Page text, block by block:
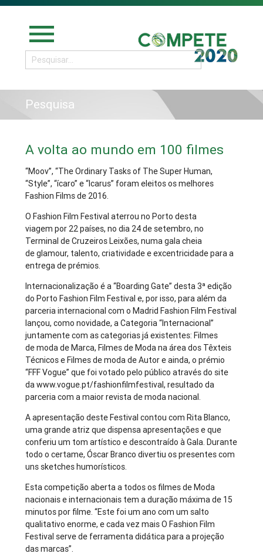
menu
Pesquisa
A volta ao mundo em 100 filmes
“Moov”, “The Ordinary Tasks of The Super Human,
“Style”, “ícaro” e “Icarus” foram eleitos os melhores
Fashion Films de 2016.
O Fashion Film Festival aterrou no Porto desta
viagem por 22 países, no dia 24 de setembro, no
Terminal de Cruzeiros Leixões, numa gala cheia
de glamour, talento, criatividade e excentricidade para a
entrega de prémios.
Internacionalização é a “Boarding Gate” desta 3ª edição
do Porto Fashion Film Festival e, por isso, para além da
parceria internacional com o Madrid Fashion Film Festival
lançou, como novidade, a Categoria “Internacional”
juntamente com as categorias já existentes: Filmes
de moda de Marca, Filmes de Moda na área dos Têxteis
Técnicos e Filmes de moda de Autor e ainda, o prémio
“FFF Vogue” que foi votado pelo público através do site
da www.vogue.pt/fashionfilmfestival, resultado da
parceria com a maior revista de moda nacional.
A apresentação deste Festival contou com Rita Blanco,
uma grande atriz que dispensa apresentações e que
conferiu um tom artístico e descontraído à Gala. Durante
todo o certame, Óscar Branco divertiu os presentes com
uns sketches humorísticos.
Esta competição aberta a todos os filmes de Moda
nacionais e internacionais tem a duração máxima de 15
minutos por filme. “Este foi um ano com um salto
qualitativo enorme, e cada vez mais O Fashion Film
Festival serve de ferramenta didática para a projeção
das marcas”.